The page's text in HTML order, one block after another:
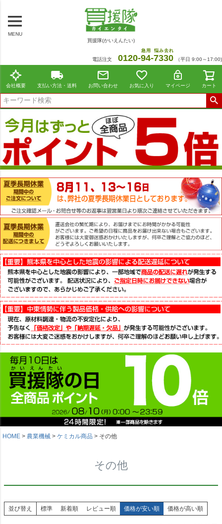
MENU
買援隊(かいえんたい)
電話注文 0120-94
急用
-7330
悩み去れ
（平日 9:00～17:00)
会社概要 支払い方法・送料 お問い合わせ お気に入り マイページ カート
HOME 農業機械 ケミカル商品 その他
その他
並び替え 標準 新着順 レビュー順 価格が安い順 価格が高い順